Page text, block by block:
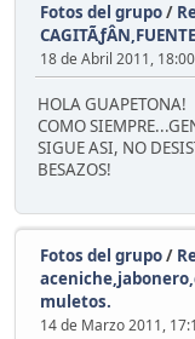
Fotos del grupo/
18 de Abril 2011, 18:00
HOLA GUAPETONA!
COMO
SIGUE ASI, NO
BESAZOS!
Fotos del grupo/
muletos.
14 de Marzo 2011,